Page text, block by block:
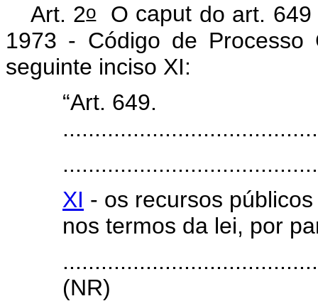
Art. 2oO caput do art.
1973 - Código de
seguinte inciso XI:
“Art. 649.
XI - os recursos
nos termos da lei, por
(NR)